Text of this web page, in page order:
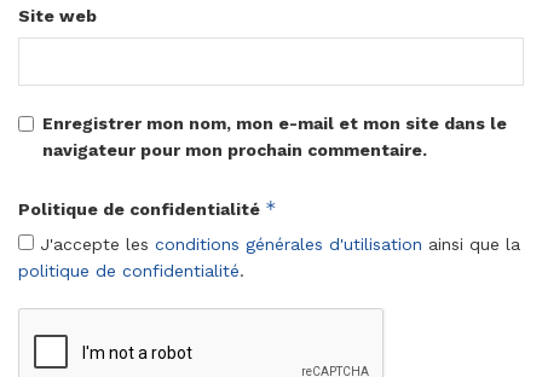
Site web
Enregistrer mon nom, mon e-mail et mon site dans le
navigateur pour mon prochain commentaire.
Politique de confidentialité *
J'accepte les conditions générales d'utilisation ainsi que la
politique de confidentialité.